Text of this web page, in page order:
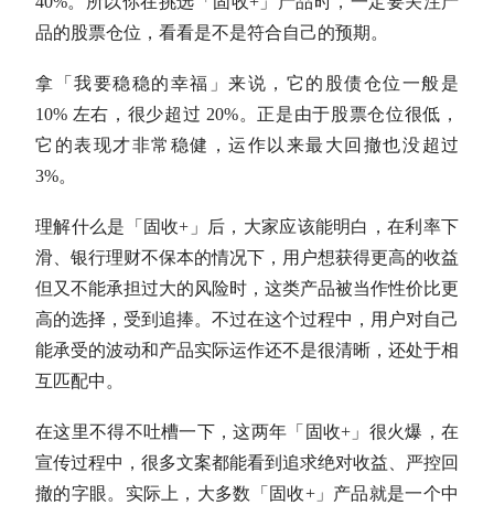
品的股票仓位 ，看看是不是符合自己的预期。
拿「我要稳稳的幸福」来说，它的股债仓位一般是
10% 左右，很少超过 20%。正是由于股票仓位很低，
它的表现才非常稳健，运作以来最大回撤也没超过
3%。
理解什么是「 固收+」后，大家应该能明白，在利率下
滑、银行理财不保本的情况下，用户想获得更高的收益
但又不能承担过大的风险时，这类产品被当作性价比更
高的选择，受到追捧。不过在这个过程中，用户对自己
能承受的波动和产品实际运作还不是很清晰，还处于相
互匹配中。
在这里不得不吐槽一下，这两年「 固收+」很火爆，在
宣传过程中，很多文案都能看到追求绝对收益、严控回
撤的字眼。实际上，大多数「 固收+」产品就是一个中